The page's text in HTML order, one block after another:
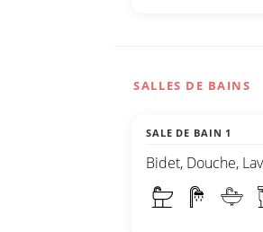
SALLES DE BAINS
SALE DE BAIN 1
Bidet, Douche,